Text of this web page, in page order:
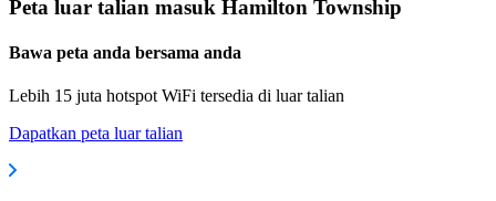
Peta luar talian masuk Hamilton Township
Bawa peta anda bersama anda
Lebih 15 juta hotspot WiFi tersedia di luar talian
Dapatkan peta luar talian